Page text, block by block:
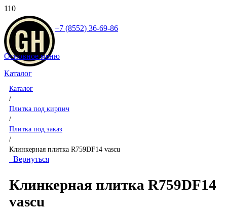
+7 (8552) 36-69-86
Основное меню
Каталог
Каталог
/
Плитка под кирпич
/
Плитка под заказ
/
Клинкерная плитка R759DF14 vascu
Вернуться
Клинкерная плитка R759DF14
vascu